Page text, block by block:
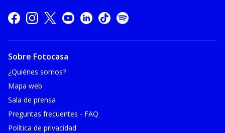
Sobre Fotocasa
¿Quiénes somos?
Mapa web
Sala de prensa
Preguntas frecuentes - FAQ
Política de privacidad